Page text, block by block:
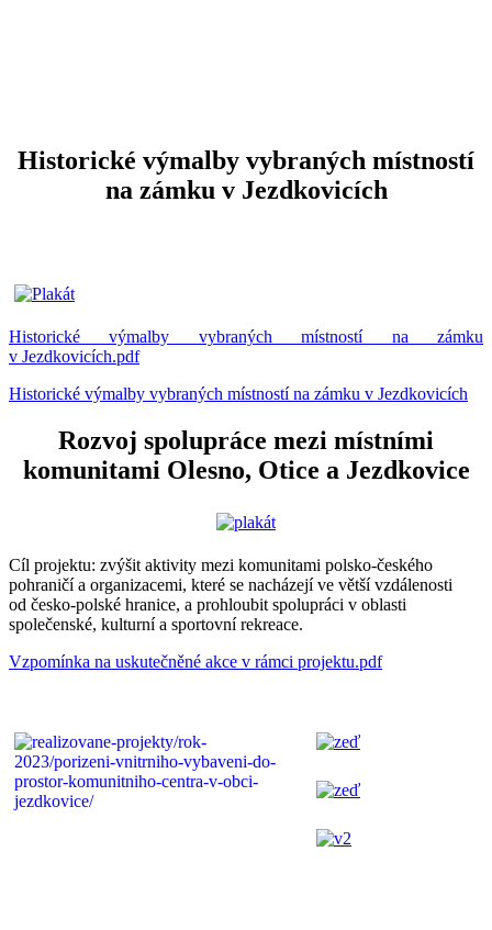
Historické výmalby vybraných místností
na zámku v Jezdkovicích
Historické výmalby vybraných místností na zámku
v Jezdkovicích.pdf
Historické výmalby vybraných místností na zámku v Jezdkovicích
Rozvoj spolupráce mezi místními
komunitami Olesno, Otice a Jezdkovice
Cíl projektu: zvýšit aktivity mezi komunitami polsko-českého
pohraničí a organizacemi, které se nacházejí ve větší vzdálenosti
od česko-polské hranice, a prohloubit spolupráci v oblasti
společenské, kulturní a sportovní rekreace.
Vzpomínka na uskutečněné akce v rámci projektu.pdf